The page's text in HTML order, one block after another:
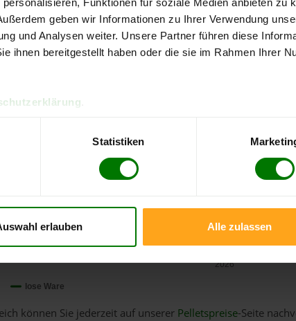
geben wir Informationen zu Ihrer Verwendung
und Analysen weiter. Unsere Partner führen diese
ihnen bereitgestellt haben oder die sie im Rahmen Ihrer
Statistiken
erlauben Alle zulassen
loser Warein DINplus-/ENplus-Qualität bei einer
lose Ware
2026
können Sie jederzeit auf unserer Pelletspreise-Seite